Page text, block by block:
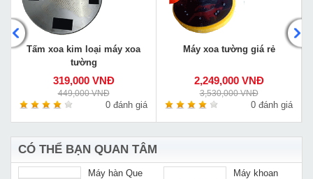
Tấm xoa kim loại máy xoa
tường
319,000 VNĐ
449,000 VNĐ
0 đánh giá
Máy xoa tường giá rẻ
2,249,000 VNĐ
3,530,000 VNĐ
0 đánh giá
CÓ THỂ BẠN QUAN TÂM
Máy hàn Que
Máy khoan